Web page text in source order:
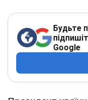
Будьте
Google